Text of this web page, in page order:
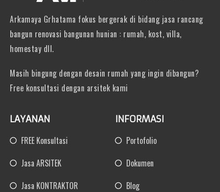
Arkamaya Grhatama fokus bergerak di bidang jasa rancang
bangun renovasi bangunan hunian : rumah, kost, villa,
homestay dll.
Masih bingung dengan desain rumah yang ingin dibangun?
Free konsultasi dengan arsitek kami
LAYANAN
FREE Konsultasi
Jasa ARSITEK
Jasa KONTRAKTOR
INFORMASI
Portofolio
Dokumen
Blog